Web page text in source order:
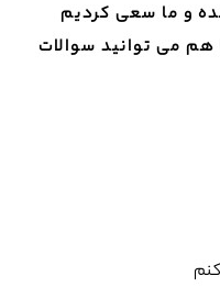
و ما سعی کردیم
هم می توانید سوالات